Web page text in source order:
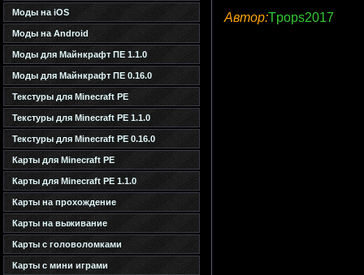
Моды на iOS
Моды на Android
Моды для Майнкрафт ПЕ 1.1.0
Моды для Майнкрафт ПЕ 0.16.0
Текстуры для Minecraft PE
Текстуры для Minecraft PE 1.1.0
Текстуры для Minecraft PE 0.16.0
Карты для Minecraft PE
Карты для Minecraft PE 1.1.0
Карты на прохождение
Карты на выживание
Карты с головоломками
Карты с мини играми
Автор:Tpops2017